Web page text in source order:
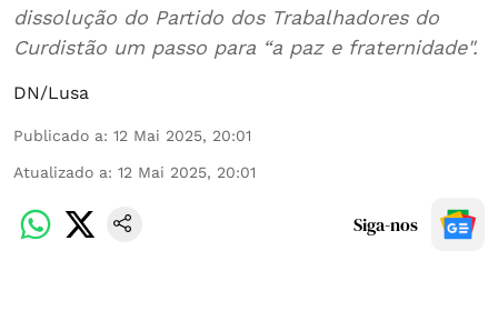
dissolução do Partido dos Trabalhadores do
Curdistão um passo para “a paz e fraternidade".
DN/Lusa
Publicado a: 12 Mai 2025, 20:01
Atualizado a: 12 Mai 2025, 20:01
Siga-nos